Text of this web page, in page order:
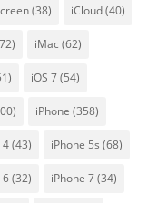
(38) iCloud(40)
iMac (62)
iOS 7(54)
iPhone (358)
4(43) iPhone 5s (68)
6(32) iPhone 7(34)